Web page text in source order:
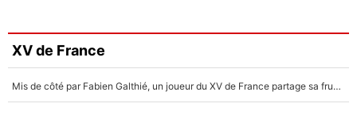
XV de France
Mis de côté par Fabien Galthié, un joueur du XV de France partage sa frustration : «ils ne me l’ont pas dit tout de suite»